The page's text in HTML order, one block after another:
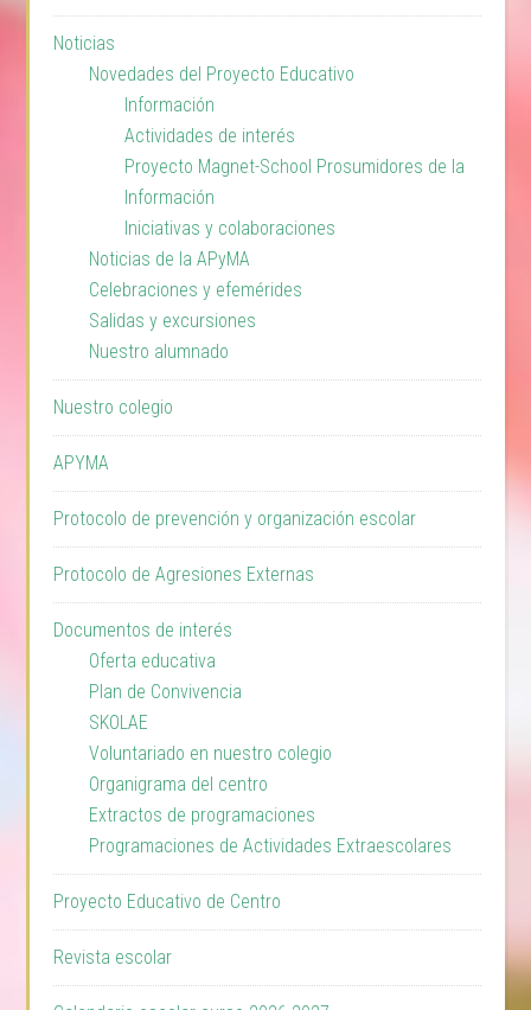
Noticias
Novedades del Proyecto Educativo
Información
Actividades de interés
Proyecto Magnet-School Prosumidores de la
Información
Iniciativas y colaboraciones
Noticias de la APyMA
Celebraciones y efemérides
Salidas y excursiones
Nuestro alumnado
Nuestro colegio
APYMA
Protocolo de prevención y organización escolar
Protocolo de Agresiones Externas
Documentos de interés
Oferta educativa
Plan de Convivencia
SKOLAE
Voluntariado en nuestro colegio
Organigrama del centro
Extractos de programaciones
Programaciones de Actividades Extraescolares
Proyecto Educativo de Centro
Revista escolar